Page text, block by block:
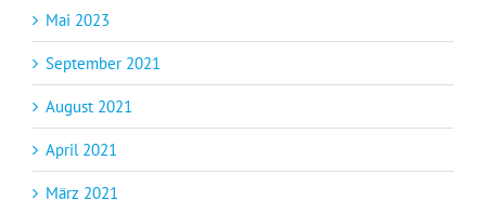
Mai 2023
September 2021
August 2021
April 2021
März 2021